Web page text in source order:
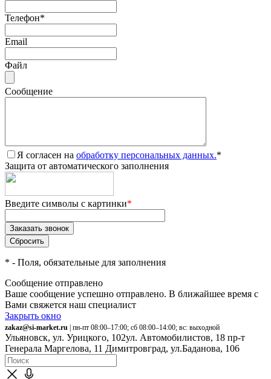
Телефон*
Email
Файл
Сообщение
Я согласен на обработку персональных данных.*
Защита от автоматического заполнения
Введите символы с картинки*
* - Поля, обязательные для заполнения
Сообщение отправлено
Ваше сообщение успешно отправлено. В ближайшее время с
Вами свяжется наш специалист
Закрыть окно
zakaz@si-market.ru | пн-пт 08:00–17:00; сб 08:00–14:00; вс: выходной
Ульяновск, ул. Урицкого, 102ул. Автомобилистов, 18 пр-т
Генерала Маргелова, 11 Димитровград, ул.Баданова, 106